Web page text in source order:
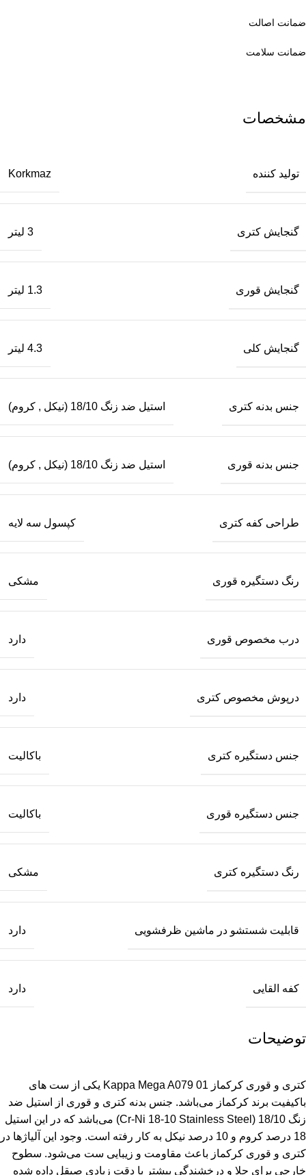
ضمانت اصالت
ضمانت سلامت
توضیحات
کتری و قوری کرکماز
Kappa Mega A079 01 یکی از ست‌ های
باکیفیت برند کرکماز می‌باشد. جنس بدنه کتری و قوری از استیل ضد
زنگ 18/10 (Cr-Ni 18-10 Stainless Steel) می‌باشد که در این استیل
18 درصد کروم و 10 درصد نیکل به کار رفته است. وجود این آلیاژها در
کتری و قوری کرکماز باعث مقاومت و زیبایی ست می‌شود. سطوح
خارجی برای جلا و درخشندگی بیشتر با دقت زیادی صیقل داده شده
مشخصات
تولید کننده Korkmaz
گنجایش کتری 3 لیتر
گنجایش قوری 1.3 لیتر
گنجایش کلی 4.3 لیتر
جنس بدنه کتری استیل ضد زنگ 18/10 (نیکل , کروم)
جنس بدنه قوری استیل ضد زنگ 18/10 (نیکل , کروم)
طراحی کفه کتری کپسول سه لایه
رنگ دستگیره قوری مشکی
درب مخصوص قوری دارد
درپوش مخصوص کتری دارد
جنس دستگیره کتری باکالیت
جنس دستگیره قوری باکالیت
رنگ دستگیره کتری مشکی
قابلیت شستشو در ماشین ظرفشویی دارد
کفه القایی دارد